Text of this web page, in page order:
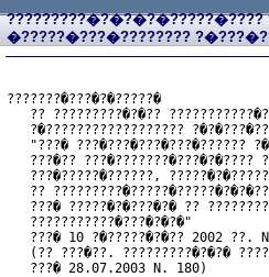
?????????�?�?�?�?????�????
�?????�???�????????
???????�???�?�?????�
?? ?????????�?�??
?�??????????????????
"???� ???�???�???�???�??????
???�?? ???�???????�???�?�????
???�?????�??????,
??
???� ?????�?�???�?� ??
???????????�???�?�?�"
???� 10 ?�?????�?�?? 2002 ??.
(?? ???�??. ?????????�?�?�
???� 28.07.2003 N. 180)